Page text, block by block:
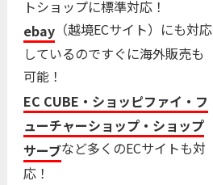
トショップに標準対応！
ebay（越境ECサイト）にも対応
しているのですぐに海外販売も
可能！
EC CUBE・ショッピファイ・フ
ューチャーショップ・ショップ
サーブなど多くのECサイトも対
応！